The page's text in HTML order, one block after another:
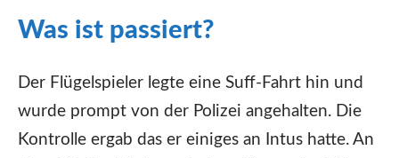
Was ist passiert?
Der Flügelspieler legte eine Suff-Fahrt hin und
wurde prompt von der Polizei angehalten. Die
Kontrolle ergab das er einiges an Intus hatte. An